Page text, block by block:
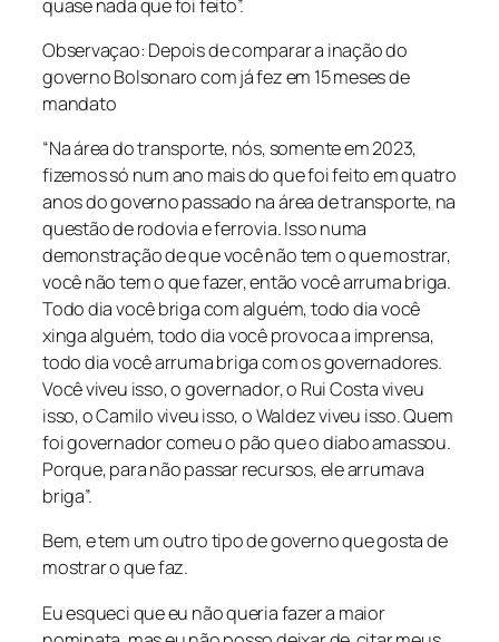
quase nada que foi feito”.
Observaçao: Depois de comparar a inação do
governo Bolsonaro com já fez em 15 meses de
mandato
“Na área do transporte, nós, somente em 2023,
fizemos só num ano mais do que foi feito em quatro
anos do governo passado na área de transporte, na
questão de rodovia e ferrovia. Isso numa
demonstração de que você não tem o que mostrar,
você não tem o que fazer, então você arruma briga.
Todo dia você briga com alguém, todo dia você
xinga alguém, todo dia você provoca a imprensa,
todo dia você arruma briga com os governadores.
Você viveu isso, o governador, o Rui Costa viveu
isso, o Camilo viveu isso, o Waldez viveu isso. Quem
foi governador comeu o pão que o diabo amassou.
Porque, para não passar recursos, ele arrumava
briga”.
Bem, e tem um outro tipo de governo que gosta de
mostrar o que faz.
Eu esqueci que eu não queria fazer a maior